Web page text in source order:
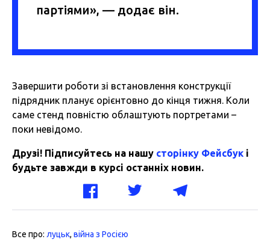
партіями», — додає він.
Завершити роботи зі встановлення конструкції
підрядник планує орієнтовно до кінця тижня. Коли
саме стенд повністю облаштують портретами –
поки невідомо.
Друзі! Підписуйтесь на нашу сторінку Фейсбук і
будьте завжди в курсі останніх новин.
Все про: луцьк, війна з Росією